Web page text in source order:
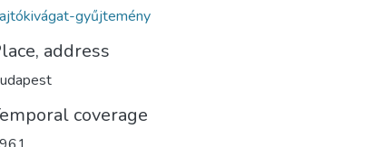
gyűjtemény
address
coverage